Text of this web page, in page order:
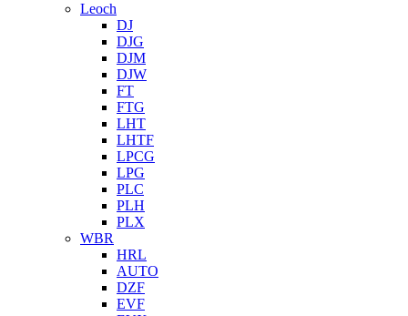
Leoch
DJ
DJG
DJM
DJW
FT
FTG
LHT
LHTF
LPCG
LPG
PLC
PLH
PLX
WBR
HRL
AUTO
DZF
EVF